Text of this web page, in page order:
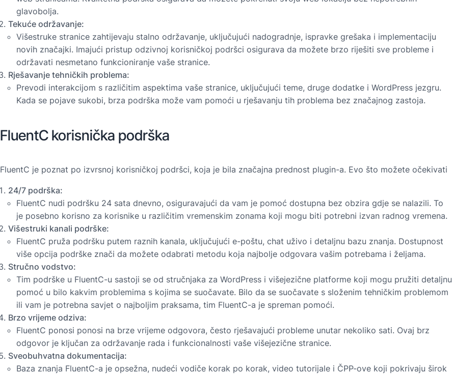
glavobolja.
Tekuće održavanje:
Višestruke stranice zahtijevaju stalno održavanje, uključujući nadogradnje, ispravke grešaka i implementaciju
novih značajki. Imajući pristup odzivnoj korisničkoj podršci osigurava da možete brzo riješiti sve probleme i
održavati nesmetano funkcioniranje vaše stranice.
Rješavanje tehničkih problema:
Prevodi interakcijom s različitim aspektima vaše stranice, uključujući teme, druge dodatke i WordPress jezgru.
Kada se pojave sukobi, brza podrška može vam pomoći u rješavanju tih problema bez značajnog zastoja.
FluentC korisnička podrška
FluentC je poznat po izvrsnoj korisničkoj podršci, koja je bila značajna prednost plugin-a. Evo što možete očekivati
24/7 podrška:
FluentC nudi podršku 24 sata dnevno, osiguravajući da vam je pomoć dostupna bez obzira gdje se nalazili. To
je posebno korisno za korisnike u različitim vremenskim zonama koji mogu biti potrebni izvan radnog vremena.
Višestruki kanali podrške:
FluentC pruža podršku putem raznih kanala, uključujući e-poštu, chat uživo i detaljnu bazu znanja. Dostupnost
više opcija podrške znači da možete odabrati metodu koja najbolje odgovara vašim potrebama i željama.
Stručno vodstvo:
Tim podrške u FluentC-u sastoji se od stručnjaka za WordPress i višejezične platforme koji mogu pružiti detaljnu
pomoć u bilo kakvim problemima s kojima se suočavate. Bilo da se suočavate s složenim tehničkim problemom
ili vam je potrebna savjet o najboljim praksama, tim FluentC-a je spreman pomoći.
Brzo vrijeme odziva:
FluentC ponosi ponosi na brze vrijeme odgovora, često rješavajući probleme unutar nekoliko sati. Ovaj brz
odgovor je ključan za održavanje rada i funkcionalnosti vaše višejezične stranice.
Sveobuhvatna dokumentacija:
Baza znanja FluentC-a je opsežna, nudeći vodiče korak po korak, video tutorijale i ČPP-ove koji pokrivaju širok